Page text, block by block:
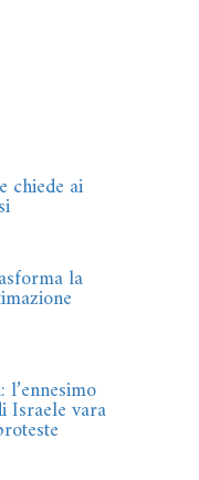
chiede ai
la
Israele vara